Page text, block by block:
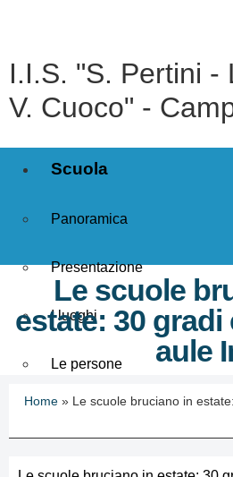
I.I.S. "S. Pertini -
V. Cuoco" -
Scuola
Panoramica
Presentazione
I luoghi
Le persone
Le scuole
estate: 30 gradi
aule
Home »
Le scuole bruciano in